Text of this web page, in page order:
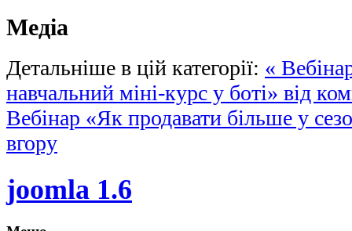
Медіа
Детальніше в цій категорії: «
навчальний міні-курс у боті» від
Вебінар «Як продавати більше у
вгору
joomla 1.6